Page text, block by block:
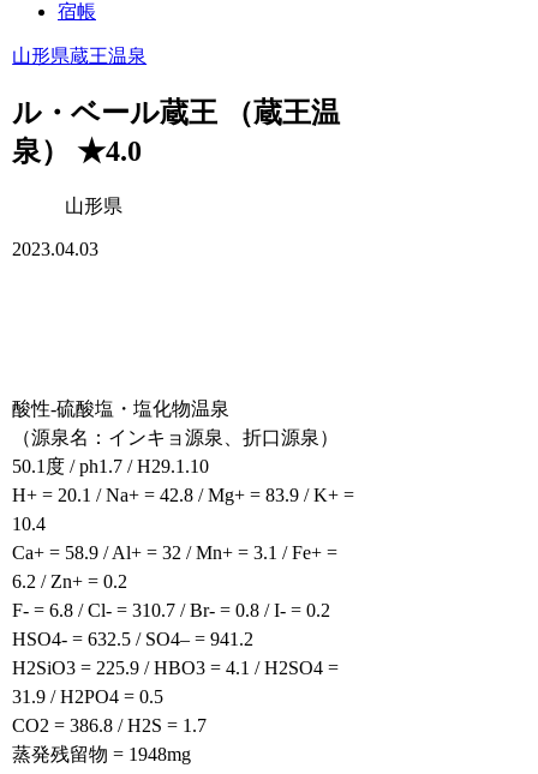
宿帳
山形県蔵王温泉
ル・ベール蔵王 （蔵王温
泉） ★4.0
山形県
2023.04.03
酸性-硫酸塩・塩化物温泉
（源泉名：インキョ源泉、折口源泉）
50.1度 / ph1.7 / H29.1.10
H+ = 20.1 / Na+ = 42.8 / Mg+ = 83.9 / K+ =
10.4
Ca+ = 58.9 / Al+ = 32 / Mn+ = 3.1 / Fe+ =
6.2 / Zn+ = 0.2
F- = 6.8 / Cl- = 310.7 / Br- = 0.8 / I- = 0.2
HSO4- = 632.5 / SO4– = 941.2
H2SiO3 = 225.9 / HBO3 = 4.1 / H2SO4 =
31.9 / H2PO4 = 0.5
CO2 = 386.8 / H2S = 1.7
蒸発残留物 = 1948mg